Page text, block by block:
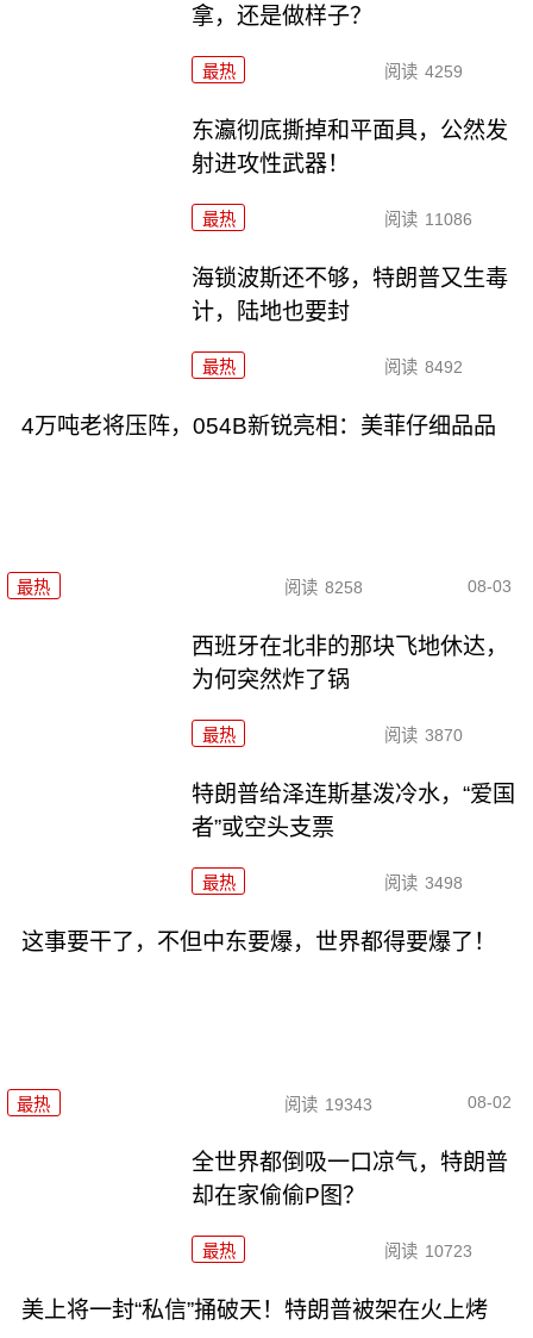
拿，还是做样子？
最热 阅读 4259
东瀛彻底撕掉和平面具，公然发
射进攻性武器！
最热 阅读 11086
海锁波斯还不够，特朗普又生毒
计，陆地也要封
最热 阅读 8492
4万吨老将压阵，054B新锐亮相：美菲仔细品品
最热 阅读 8258 08-03
西班牙在北非的那块飞地休达，
为何突然炸了锅
最热 阅读 3870
特朗普给泽连斯基泼冷水，“爱国
者”或空头支票
最热 阅读 3498
这事要干了，不但中东要爆，世界都得要爆了！
最热 阅读 19343 08-02
全世界都倒吸一口凉气，特朗普
却在家偷偷P图？
最热 阅读 10723
美上将一封“私信”捅破天！特朗普被架在火上烤